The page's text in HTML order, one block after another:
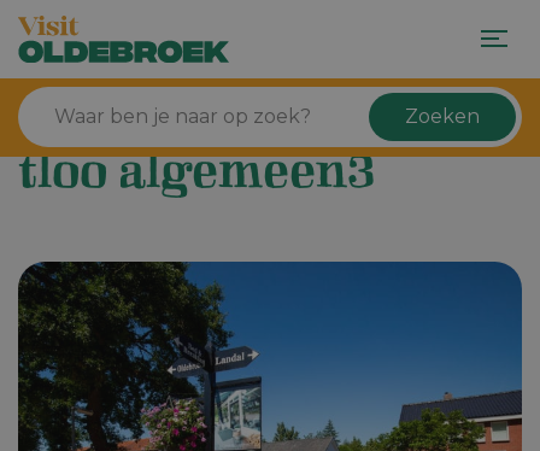
Zoeken
tloo algemeen3